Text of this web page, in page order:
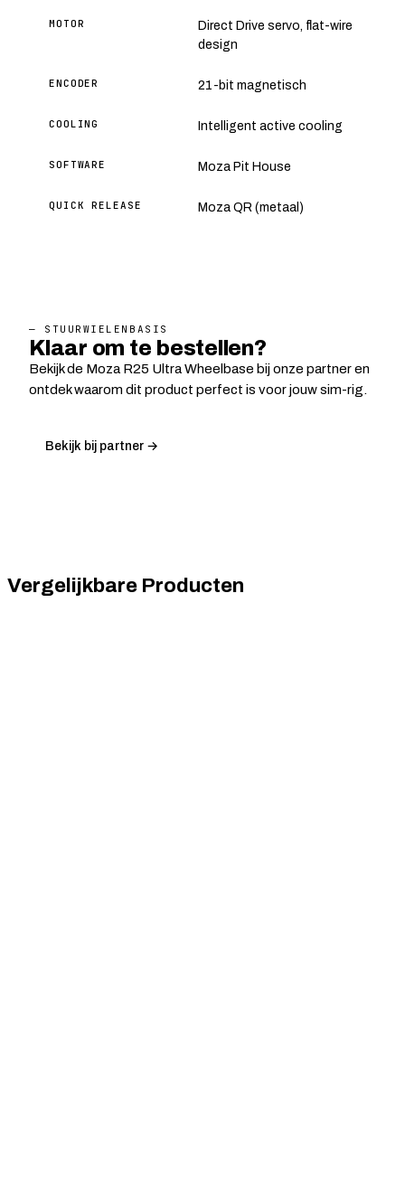
MOTOR
Direct Drive servo, flat-wire
design
ENCODER 21-bit magnetisch
COOLING Intelligent active cooling
SOFTWARE Moza Pit House
QUICK RELEASE Moza QR (metaal)
— STUURWIELENBASIS
Klaar om te bestellen?
Bekijk de Moza R25 Ultra Wheelbase bij onze partner en
ontdek waarom dit product perfect is voor jouw sim-rig.
Bekijk bij partner →
Vergelijkbare Producten